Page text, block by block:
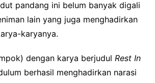
pandang ini belum banyak digali
lain yang juga menghadirkan
karyanya.
dengan karya berjudul Rest In
berhasil menghadirkan narasi